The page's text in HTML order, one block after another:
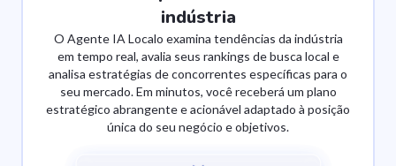
indústria
O Agente IA Localo examina tendências da indústria
em tempo real, avalia seus rankings de busca local e
analisa estratégias de concorrentes específicas para o
seu mercado. Em minutos, você receberá um plano
estratégico abrangente e acionável adaptado à posição
única do seu negócio e objetivos.